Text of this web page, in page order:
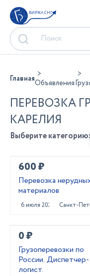
БИРЖА СНГ
ГлавнаяОбъявления
ПЕРЕВОЗКА
КАРЕЛИЯ
Выберите категорию:
600 ₽
Перевозка
материалов
6 июля 2023 Санкт-
0 ₽
Грузоперевозки по
России. Диспетчер-
логист.